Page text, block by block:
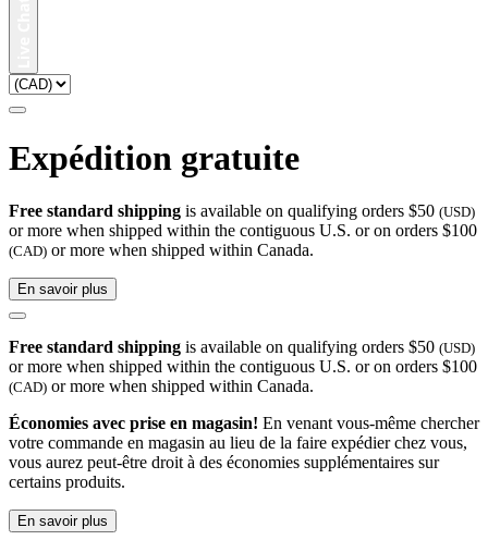
Expédition gratuite
Free standard shipping is available on qualifying orders $50 (USD)
or more when shipped within the contiguous U.S. or on orders $100
(CAD) or more when shipped within Canada.
En savoir plus
Free standard shipping is available on qualifying orders $50 (USD)
or more when shipped within the contiguous U.S. or on orders $100
(CAD) or more when shipped within Canada.
Économies avec prise en magasin! En venant vous-même chercher
votre commande en magasin au lieu de la faire expédier chez vous,
vous aurez peut-être droit à des économies supplémentaires sur
certains produits.
En savoir plus